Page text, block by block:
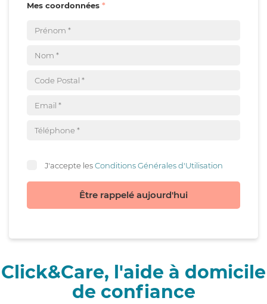
Mes coordonnées
J'accepte lesConditions Générales d'Utilisation
Être rappelé aujourd'hui
Click&Care, l'aide à domicile
de confiance